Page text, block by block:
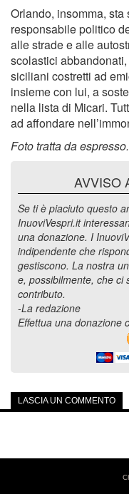
Orlando, insomma,
responsabile politico
alle strade e alle
scolastici
siciliani costretti ad
insieme con lui, a
nella lista di Micari.
ad affondare
Foto tratta da
AVVISO
Se ti è piaciuto questo
InuoviVespri.it
una donazione. I
indipendente che
gestiscono. La nostra
e, possibilmente, che ci
contributo.
-La redazione
Effettua una donazione
LASCIA UN COMMENTO